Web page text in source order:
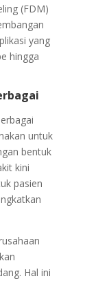
(FDM)
yang
hingga
untuk
bentuk
kini
pasien
Hal ini